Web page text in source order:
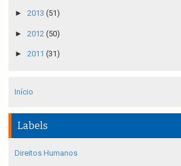
► 2013 (51)
► 2012 (50)
► 2011 (31)
Início
Labels
Direitos Humanos